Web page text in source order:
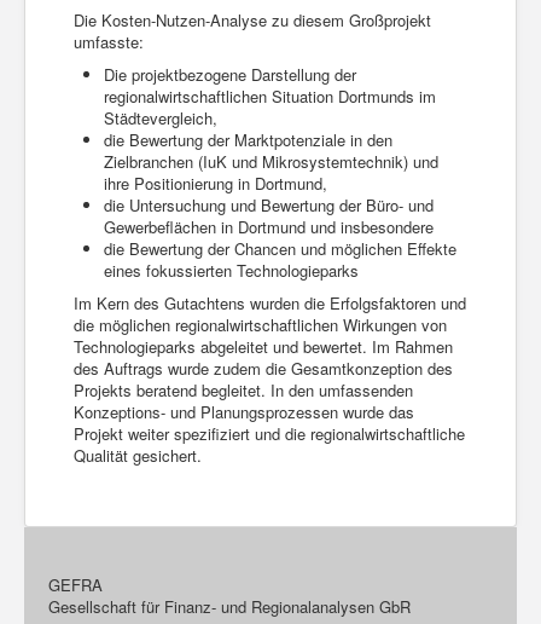
Die Kosten-Nutzen-Analyse zu diesem Großprojekt
umfasste:
Die projektbezogene Darstellung der
regionalwirtschaftlichen Situation Dortmunds im
Städtevergleich,
die Bewertung der Marktpotenziale in den
Zielbranchen (IuK und Mikrosystemtechnik) und
ihre Positionierung in Dortmund,
die Untersuchung und Bewertung der Büro- und
Gewerbeflächen in Dortmund und insbesondere
die Bewertung der Chancen und möglichen Effekte
eines fokussierten Technologieparks
Im Kern des Gutachtens wurden die Erfolgsfaktoren und
die möglichen regionalwirtschaftlichen Wirkungen von
Technologieparks abgeleitet und bewertet. Im Rahmen
des Auftrags wurde zudem die Gesamtkonzeption des
Projekts beratend begleitet. In den umfassenden
Konzeptions- und Planungsprozessen wurde das
Projekt weiter spezifiziert und die regionalwirtschaftliche
Qualität gesichert.
GEFRA
Gesellschaft für Finanz- und Regionalanalysen GbR